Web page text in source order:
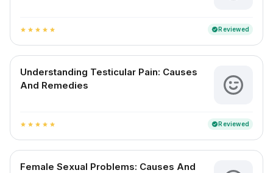
star star star star star verifiedReviewed
Understanding Testicular Pain: Causes
And Remedies
star star star star star verifiedReviewed
Female Sexual Problems: Causes And